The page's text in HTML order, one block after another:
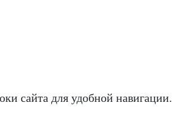
сайта для удобной навигации.